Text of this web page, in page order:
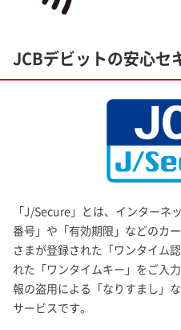
JCBデビットの安心セ
「J/Secure」とは、インターネ
番号」や「有効期限」などのカ
さまが登録された「ワンタイム
れた「ワンタイムキー」をご入
報の盗用による「なりすまし」
サービスです。